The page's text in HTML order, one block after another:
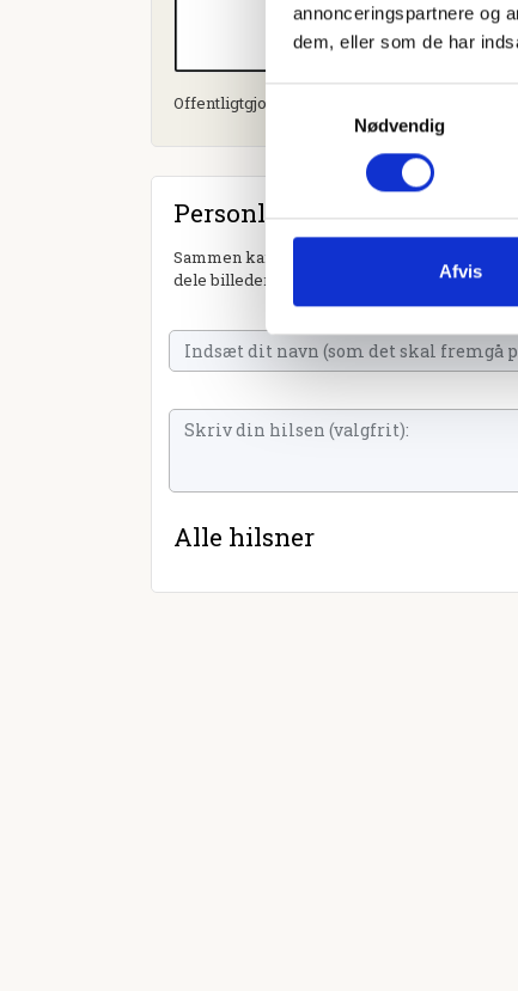
annonceringspartnere og
dem, eller som de har
Nødvendig
Afvis
Offentligtgjort i Ugeavisen Esbjerg d. 28.
Personlig hilsen
Sammen kan vi mindes Emmy Andersen.
dele billeder og video eller blot sende et
Alle hilsner